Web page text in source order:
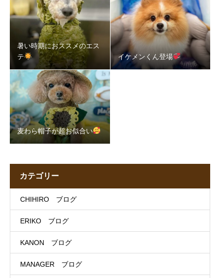
暑い時期におススメのエス
テ
イケメンくん登場
麦わら帽子が超お似合い
カテゴリー
CHIHIRO ブログ
ERIKO ブログ
KANON ブログ
MANAGER ブログ